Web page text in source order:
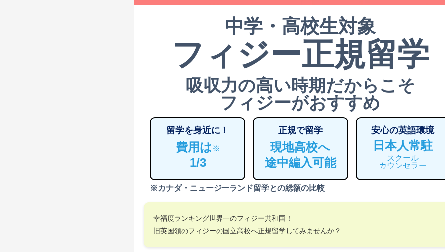
中学・高校生対象
フィジー正規留学
吸収力の高い時期だからこそ
フィジーがおすすめ
留学を身近に！
費用は※
1/3
正規で留学
現地高校へ
途中編入可能
安心の英語環境
日本人常駐
スクール
カウンセラー
※カナダ・ニュージーランド留学との総額の比較
幸福度ランキング世界一のフィジー共和国！
旧英国領のフィジーの国立高校へ正規留学してみませんか？